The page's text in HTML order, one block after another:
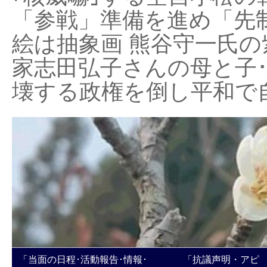
「参戦」準備を進め「
絵は抽象画 熊谷守一氏
家志田弘子さんの母と子
壊する政権を倒し平和
「当面の日程･活動報告･情報･ 「抗議声明・アピ